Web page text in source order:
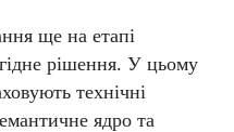
ще на етапі
рішення. У цьому
технічні
ядро та